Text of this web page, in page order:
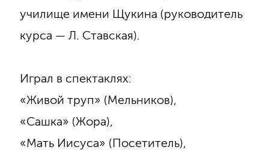
училище имени Щукина (руководитель
курса — Л. Ставская).
Играл в спектаклях:
«Живой труп» (Мельников),
«Сашка» (Жора),
«Мать Иисуса» (Посетитель),